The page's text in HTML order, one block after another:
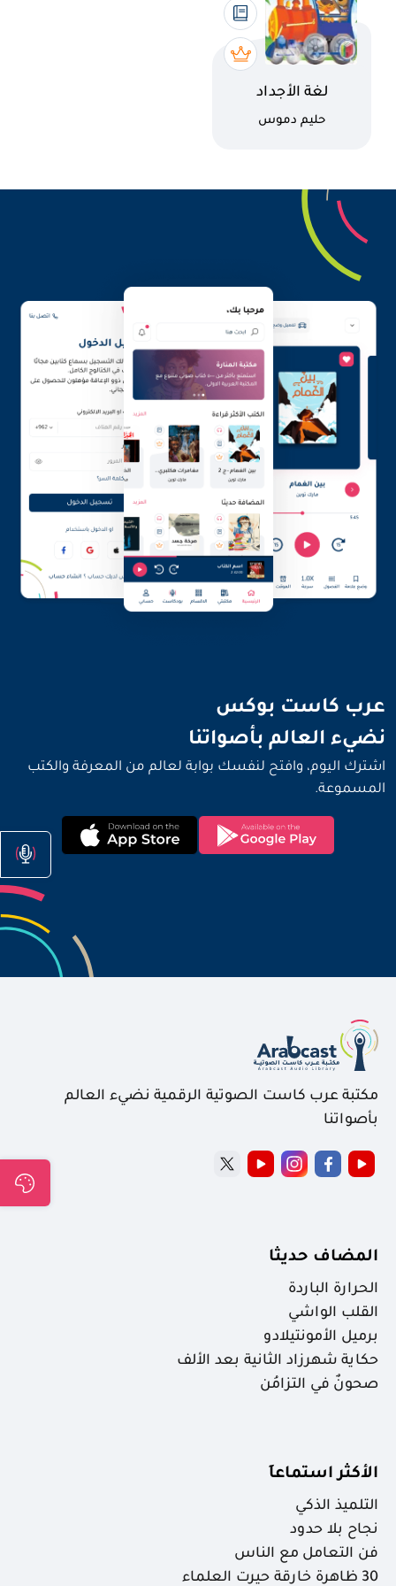
اسم الكتاب
لغة الأجداد
كاتب
حليم دموس
عرب كاست بوكس
نضيء العالم بأصواتنا
اشترك اليوم، وافتح لنفسك بوابة لعالم من المعرفة والكتب
المسموعة.
مكتبة عرب كاست الصوتية الرقمية نضيء العالم
بأصواتنا
المضاف حديثا
الحرارة الباردة
القلب الواشي
برميل الأمونتيلادو
حكاية شهرزاد الثانية بعد الألف
صحونٌ في التزامُن
الأكثر استماعاَ
التلميذ الذكي
نجاح بلا حدود
فن التعامل مع الناس
30 ظاهرة خارقة حيرت العلماء